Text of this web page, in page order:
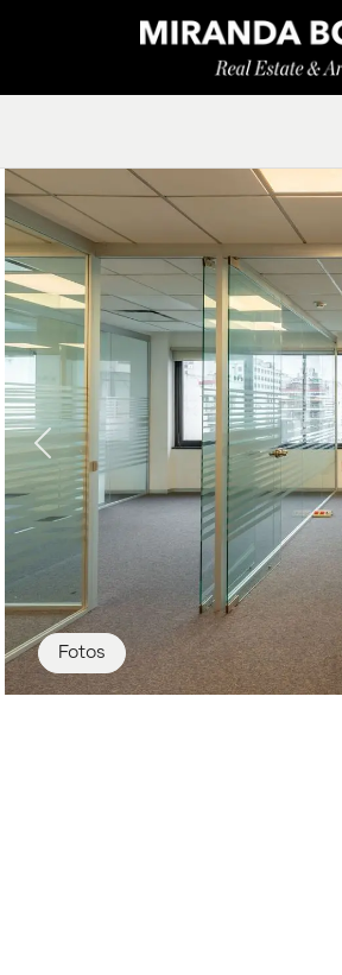
Fotos